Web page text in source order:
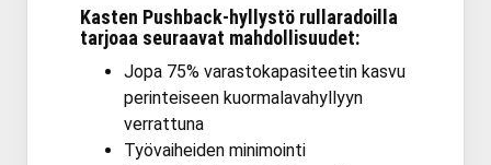
Kasten Pushback-hyllystö rullaradoilla
tarjoaa seuraavat mahdollisuudet:
Jopa 75% varastokapasiteetin kasvu
perinteiseen kuormalavahyllyyn
verrattuna
Työvaiheiden minimointi